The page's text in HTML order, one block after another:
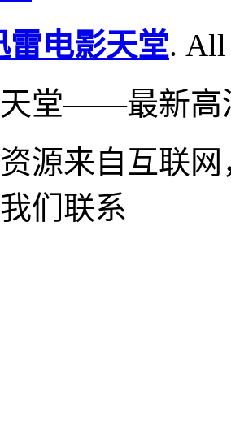
雷电影天堂. All
堂——最新高
源来自互联
们联系